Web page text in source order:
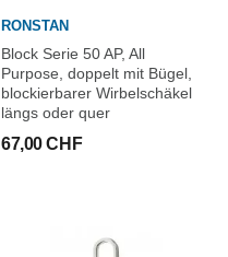
RONSTAN
Block Serie 50 AP, All
Purpose, doppelt mit Bügel,
blockierbarer Wirbelschäkel
längs oder quer
67,00 CHF